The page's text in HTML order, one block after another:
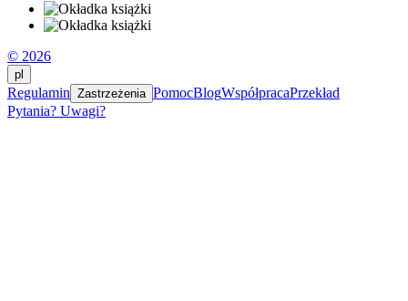
© 2026
pl
Regulamin Zastrzeżenia PomocBlogWspółpracaPrzekład
Pytania? Uwagi?